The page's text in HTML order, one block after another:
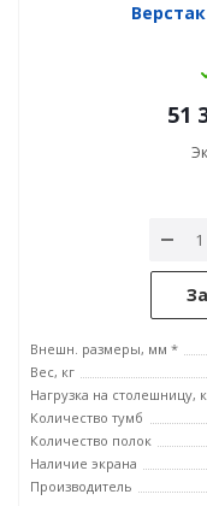
51
Внешн. размеры, мм *
Вес, кг
Нагрузка на столешницу,
Количество тумб
Количество полок
Наличие экрана
Производитель